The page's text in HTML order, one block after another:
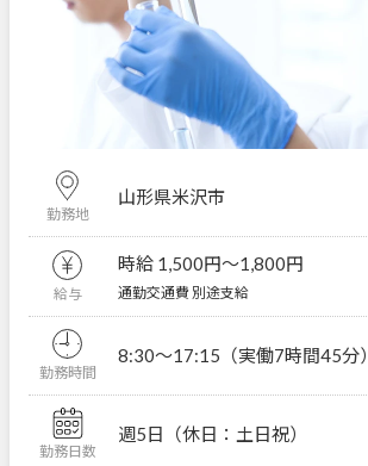
勤務地
山形県米沢市
給与
時給 1,500円〜1,800円
通勤交通費 別途支給
勤務時間
8:30～17:15（実働7時間45分）
勤務日数
週5日（休日：土日祝）